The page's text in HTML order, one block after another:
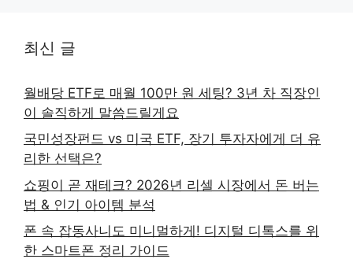
최신 글
월배당 ETF로 매월 100만 원 세팅? 3년 차 직장인
이 솔직하게 말씀드릴게요
국민성장펀드 vs 미국 ETF, 장기 투자자에게 더 유
리한 선택은?
쇼핑이 곧 재테크? 2026년 리셀 시장에서 돈 버는
법 & 인기 아이템 분석
폰 속 잡동사니도 미니멀하게! 디지털 디톡스를 위
한 스마트폰 정리 가이드